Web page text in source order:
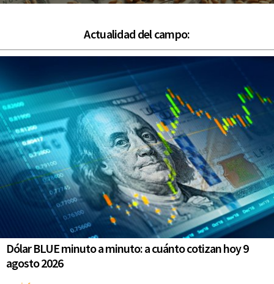
Actualidad del campo:
Dólar BLUE minuto a minuto: a cuánto cotizan hoy 9
agosto 2026